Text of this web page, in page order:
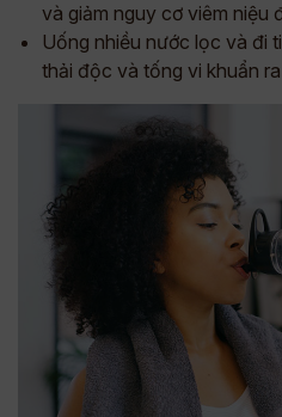
và giảm nguy cơ viêm niệu
Uống nhiều nước lọc và đi
thải độc và tống vi khuẩn